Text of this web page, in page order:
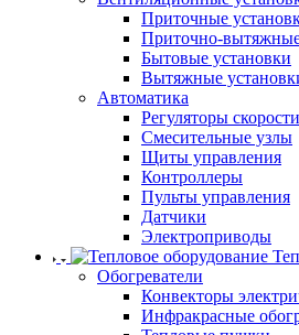
Приточные
Приточно-
Бытовые установки
Вытяжные
Автоматика
Регуляторы скорости
Смесительные узлы
Щиты управления
Контроллеры
Пульты управления
Датчики
Электроприводы
Обогреватели
Конвекторы
Инфракрасные